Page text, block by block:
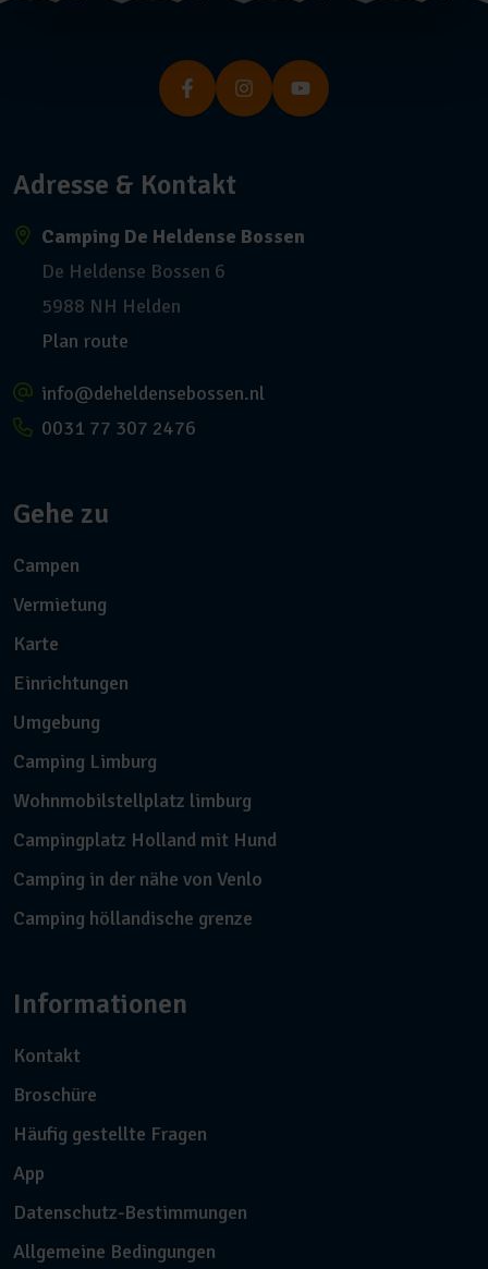
Adresse & Kontakt
Camping De Heldense Bossen
De Heldense Bossen 6
5988 NH Helden
Plan route
info@deheldensebossen.nl
0031 77 307 2476
Gehe zu
Campen
Vermietung
Karte
Einrichtungen
Umgebung
Camping Limburg
Wohnmobilstellplatz limburg
Campingplatz Holland mit Hund
Camping in der nähe von Venlo
Camping höllandische grenze
Informationen
Kontakt
Broschüre
Häufig gestellte Fragen
App
Datenschutz-Bestimmungen
Allgemeine Bedingungen